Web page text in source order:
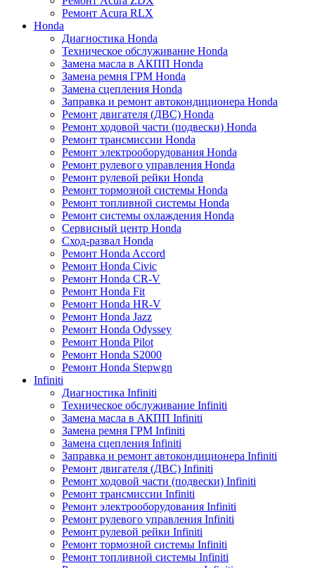
Ремонт Acura RLX
Honda
Диагностика Honda
Техническое обслуживание Honda
Замена масла в АКПП Honda
Замена ремня ГРМ Honda
Замена сцепления Honda
Заправка и ремонт автокондиционера Honda
Ремонт двигателя (ДВС) Honda
Ремонт ходовой части (подвески) Honda
Ремонт трансмиссии Honda
Ремонт электрооборудования Honda
Ремонт рулевого управления Honda
Ремонт рулевой рейки Honda
Ремонт тормозной системы Honda
Ремонт топливной системы Honda
Ремонт системы охлаждения Honda
Сервисный центр Honda
Сход-развал Honda
Ремонт Honda Accord
Ремонт Honda Civic
Ремонт Honda CR-V
Ремонт Honda Fit
Ремонт Honda HR-V
Ремонт Honda Jazz
Ремонт Honda Odyssey
Ремонт Honda Pilot
Ремонт Honda S2000
Ремонт Honda Stepwgn
Infiniti
Диагностика Infiniti
Техническое обслуживание Infiniti
Замена масла в АКПП Infiniti
Замена ремня ГРМ Infiniti
Замена сцепления Infiniti
Заправка и ремонт автокондиционера Infiniti
Ремонт двигателя (ДВС) Infiniti
Ремонт ходовой части (подвески) Infiniti
Ремонт трансмиссии Infiniti
Ремонт электрооборудования Infiniti
Ремонт рулевого управления Infiniti
Ремонт рулевой рейки Infiniti
Ремонт тормозной системы Infiniti
Ремонт топливной системы Infiniti